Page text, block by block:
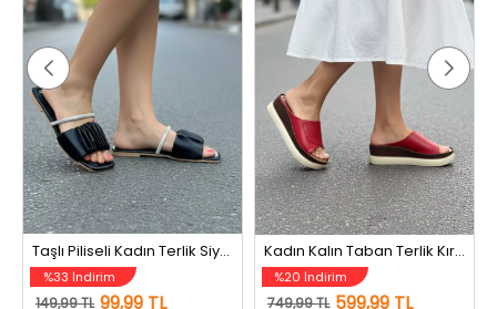
Taşlı Piliseli Kadın Terlik Siyah
%33 İndirim
149,99 TL 99,99 TL
Kadın Kalın Taban Terlik Kırmızı
%20 İndirim
749,99 TL 599,99 TL